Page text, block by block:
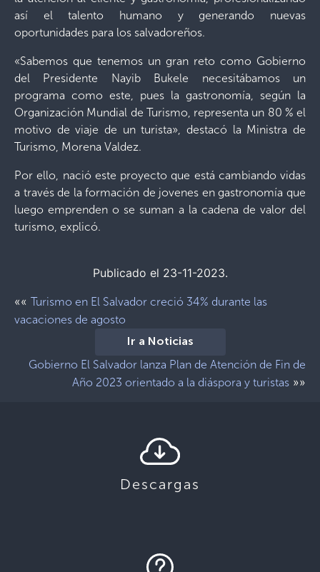
así el talento humano y generando nuevas
oportunidades para los salvadoreños.
«Sabemos que tenemos un gran reto como Gobierno
del Presidente Nayib Bukele necesitábamos un
programa como este, pues la gastronomía, según la
Organización Mundial de Turismo, representa un 80 % el
motivo de viaje de un turista», destacó la Ministra de
Turismo, Morena Valdez.
Por ello, nació este proyecto que está cambiando vidas
a través de la formación de jovenes en gastronomía que
luego emprenden o se suman a la cadena de valor del
turismo, explicó.
Publicado el 23-11-2023.
«« Turismo en El Salvador creció 34% durante las
vacaciones de agosto
Ir a Noticias
Gobierno El Salvador lanza Plan de Atención de Fin de
Año 2023 orientado a la diáspora y turistas »»
Descargas